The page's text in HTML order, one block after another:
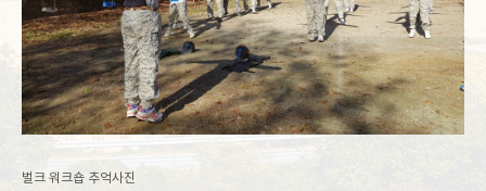
벌크 워크숍 추억사진